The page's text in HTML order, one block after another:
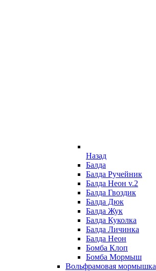
Назад
Балда
Балда Ручейник
Балда Неон v.2
Балда Гвоздик
Балда Дюк
Балда Жук
Балда Куколка
Балда Личинка
Балда Неон
Бомба Клоп
Бомба Мормыш
Вольфрамовая мормышка